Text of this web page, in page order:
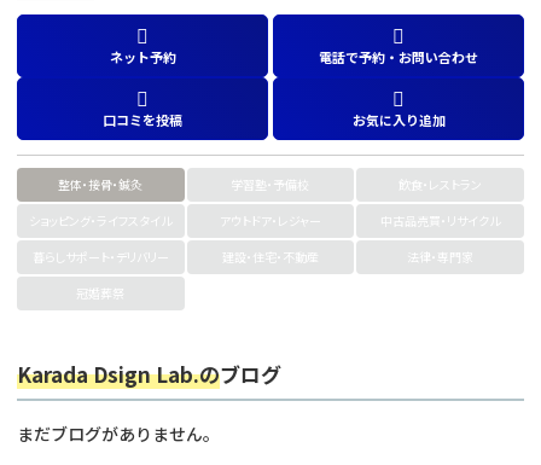
ネット予約 電話で予約・お問い合わせ
口コミを投稿 お気に入り追加
整体・接骨・鍼灸 学習塾・予備校
飲食・レストラン
ショッピング・ライフスタイル
アウトドア・レジャー
中古品売買・リサイクル
暮らしサポート・デリバリー
建設・住宅・不動産
法律・専門家
冠婚葬祭
Karada Dsign Lab.のブログ
まだブログがありません。